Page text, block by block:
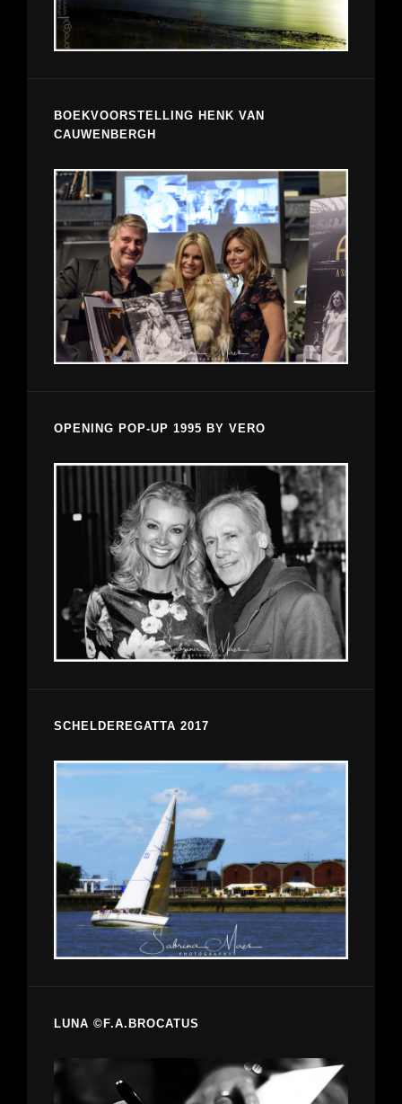
BOEKVOORSTELLING HENK VAN
CAUWENBERGH
OPENING POP-UP 1995 BY VERO
SCHELDEREGATTA 2017
LUNA ©F.A.BROCATUS